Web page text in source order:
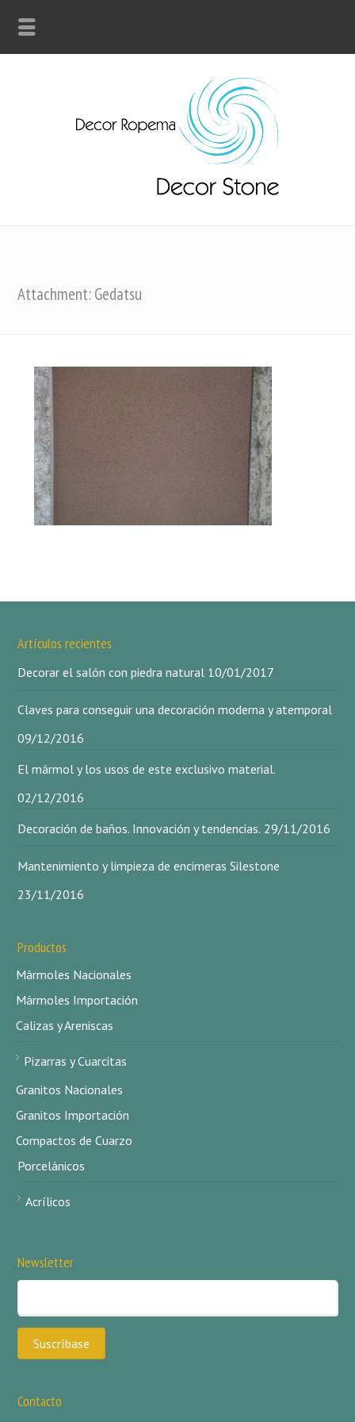
Attachment: Gedatsu
Artículos recientes
Decorar el salón con piedra natural 10/01/2017
Claves para conseguir una decoración moderna y atemporal
09/12/2016
El mármol y los usos de este exclusivo material.
02/12/2016
Decoración de baños. Innovación y tendencias. 29/11/2016
Mantenimiento y limpieza de encimeras Silestone
23/11/2016
Productos
Mármoles Nacionales
Mármoles Importación
Calizas y Areniscas
Pizarras y Cuarcitas
Granitos Nacionales
Granitos Importación
Compactos de Cuarzo
Porcelánicos
Acrílicos
Newsletter
Contacto